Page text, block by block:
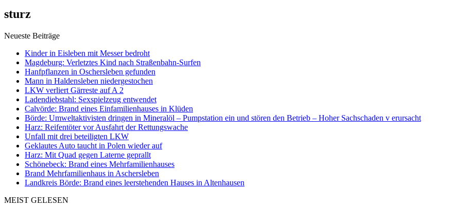
sturz
Neueste Beiträge
Kinder in Eisleben mit Messer bedroht
Magdeburg: Verletztes Kind nach Straßenbahn-Surfen
Hanfpflanzen in Oschersleben gefunden
Mann in Haldensleben niedergestochen
LKW verliert Gärreste auf A 2
Ladendiebstahl: Sexspielzeug entwendet
Calvörde: Brand eines Einfamilienhauses in Klüden
Börde: Umweltaktivisten dringen in Mineralöl – Pumpstation ein und stören den Betrieb – Hoher Sachschaden v erursacht
Harz: Reifentöter vor Ausfahrt der Rettungswache
Unfall mit drei beteiligten LKW
Geklautes Auto taucht in Polen wieder auf
Harz: Mit Quad gegen Laterne geprallt
Schönebeck: Brand eines Mehrfamilienhauses
Brand Mehrfamilienhaus in Aschersleben
Landkreis Börde: Brand eines leerstehenden Hauses in Altenhausen
MEIST GELESEN